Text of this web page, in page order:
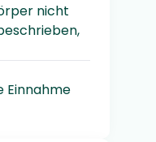
nicht
Einnahme